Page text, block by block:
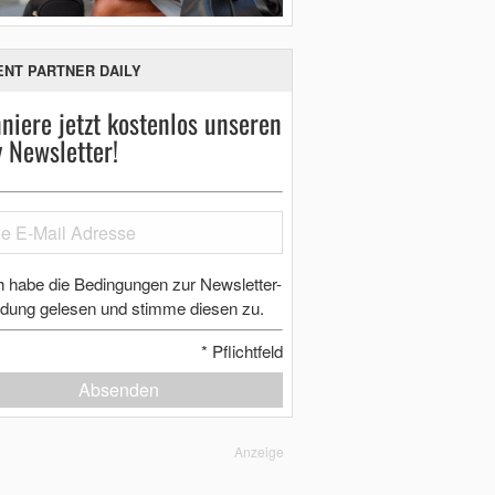
PARTNER DAILY
jetzt kostenlos unseren
Newsletter!
habe die Bedingungen zur Newsletter-
gelesen und stimme diesen zu.
* Pflichtfeld
Absenden
Anzeige